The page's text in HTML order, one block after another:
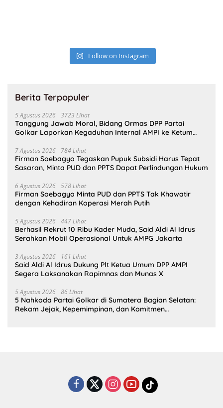
Follow on Instagram
Berita Terpopuler
5 Agustus 2026 3723 Lihat
Tanggung Jawab Moral, Bidang Ormas DPP Partai
Golkar Laporkan Kegaduhan Internal AMPI ke Ketum
7 Agustus 2026 784 Lihat
Firman Soebagyo Tegaskan Pupuk Subsidi Harus Tepat
Sasaran, Minta PUD dan PPTS Dapat Perlindungan Hukum
6 Agustus 2026 578 Lihat
Firman Soebagyo Minta PUD dan PPTS Tak Khawatir
dengan Kehadiran Koperasi Merah Putih
5 Agustus 2026 447 Lihat
Berhasil Rekrut 10 Ribu Kader Muda, Said Aldi Al Idrus
Serahkan Mobil Operasional Untuk AMPG Jakarta
3 Agustus 2026 161 Lihat
Said Aldi Al Idrus Dukung Plt Ketua Umum DPP AMPI
Segera Laksanakan Rapimnas dan Munas X
5 Agustus 2026 86 Lihat
5 Nahkoda Partai Golkar di Sumatera Bagian Selatan:
Rekam Jejak, Kepemimpinan, dan Komitmen